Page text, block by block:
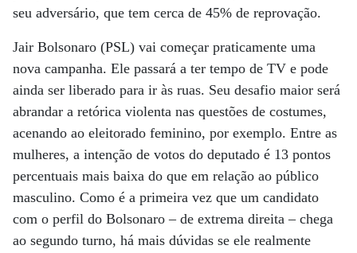
seu adversário, que tem cerca de 45% de reprovação.
Jair Bolsonaro (PSL) vai começar praticamente uma
nova campanha. Ele passará a ter tempo de TV e pode
ainda ser liberado para ir às ruas. Seu desafio maior será
abrandar a retórica violenta nas questões de costumes,
acenando ao eleitorado feminino, por exemplo. Entre as
mulheres, a intenção de votos do deputado é 13 pontos
percentuais mais baixa do que em relação ao público
masculino. Como é a primeira vez que um candidato
com o perfil do Bolsonaro – de extrema direita – chega
ao segundo turno, há mais dúvidas se ele realmente